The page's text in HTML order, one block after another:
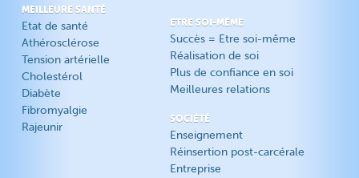
MEILLEURE SANTÉ
Etat de santé
Athérosclérose
Tension artérielle
Cholestérol
Diabète
Fibromyalgie
Rajeunir
ETRE SOI-MÊME
Succès = Etre soi-même
Réalisation de soi
Plus de confiance en soi
Meilleures relations
SOCIÉTÉ
Enseignement
Réinsertion post-carcérale
Entreprise